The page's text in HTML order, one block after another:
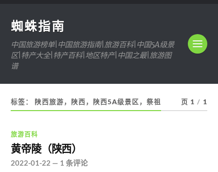
蜘蛛指南
中国旅游榜单|中国旅游指南|旅游百科|中国5A级景
区|特产大全|特产百科|地区特产|中国之最|旅游图
谱
标签： 陕西旅游，陕西，陕西5A级景区，祭祖 页 1 / 1
旅游百科
黄帝陵（陕西）
2022-01-22 — 1 条评论